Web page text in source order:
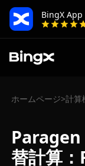
BingX App
ホームページ>計算
替計算：